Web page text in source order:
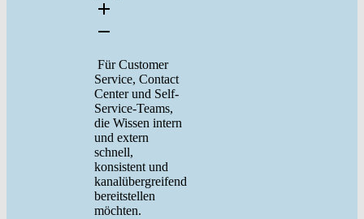
Für Customer
Service, Contact
Center und Self-
Service-Teams,
die Wissen intern
und extern
schnell,
konsistent und
kanalübergreifend
bereitstellen
möchten.